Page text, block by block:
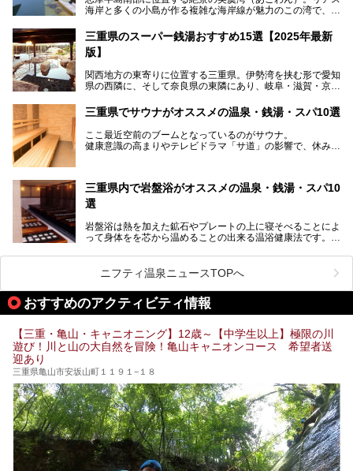
「おふろcafé あげき温泉」をじっくりご紹介していきま
海岸と多くの小島が作る複雑な海岸線が魅力のこの湾で、最
らも英虞湾が一望できる人気の旅館「賢島宝生苑（かしこじ
まほうじょうえん）」をご紹介します。日帰り入浴もできま
すよ！
───
提供元：賢島宝生苑【PR】
三重県のスーパー銭湯おすすめ15選【2025年最新
版】
関西地方の東寄りに位置する三重県。伊勢湾を挟む形で愛知
県の西隣に、そして奈良県の東隣にあり、岐阜・滋賀・京
伊勢神宮を擁する伊勢志摩や、世界遺産に登録された熊野古
道をはじめ、鳥羽水族館、忍者の里・伊賀、鈴鹿サーキッ
ト、松坂牛に伊勢海老……と、観光＆グルメの宝庫です。
東からも西からも訪れやすい三重県には、ハイクオリティな
スーパー銭湯がたくさん！お風呂も食事もコスパもいい、お
三重県でサウナがオススメの温泉・銭湯・スパ10選
ここ最近空前のブームとなっているのがサウナ。
健康意識の高まりやテレビドラマ「サ道」の影響で、休みの
いサウナのある温泉や銭湯、スパをご紹介。
気軽に立ち寄れてリラックス効果の高いサウナで、日頃の疲
れをリフレッシュしませんか？
三重県内で岩盤浴がオススメの温泉・銭湯・スパ10
選
岩盤浴は熱を加えた鉱石やプレートの上に寝そべることによ
って身体をを芯から温めることの出来る温浴健康法です。じ
果だけではなく、代謝が高まり健康や美容にも良い影響が期
待できます。今回はそんな岩盤浴にこだわった、三重県内の
オススメ温泉・銭湯・スパ10ヶ所を紹介させていただきま
す。
ニフティ温泉ニュースTOPへ
おすすめのアクティビティ情報
【三重・亀山・キャニオニング】12歳～【中学生以上】極限の川
遊び！川と山の大自然を冒険！亀山キャニオンコース 希望者送
迎あり
三重県亀山市安坂山町１１９１−１８